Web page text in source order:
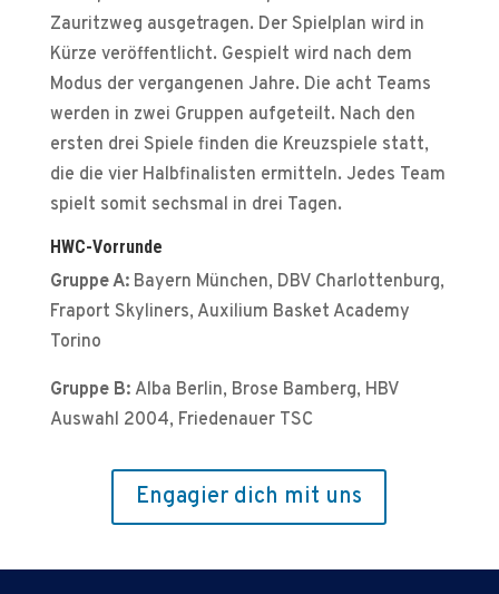
Zauritzweg ausgetragen. Der Spielplan wird in
Kürze veröffentlicht. Gespielt wird nach dem
Modus der vergangenen Jahre. Die acht Teams
werden in zwei Gruppen aufgeteilt. Nach den
ersten drei Spiele finden die Kreuzspiele statt,
die die vier Halbfinalisten ermitteln. Jedes Team
spielt somit sechsmal in drei Tagen.
HWC-Vorrunde
Gruppe A:Bayern München, DBV Charlottenburg,
Fraport Skyliners, Auxilium Basket Academy
Torino
Gruppe B:Alba Berlin, Brose Bamberg, HBV
Auswahl 2004, Friedenauer TSC
Engagier dich mit uns